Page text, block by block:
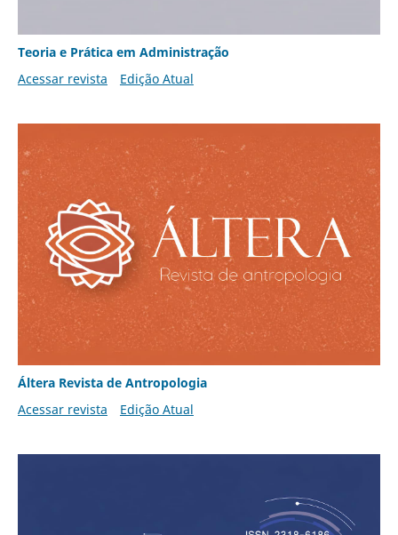
Teoria e Prática em Administração
Acessar revista
Edição Atual
Áltera Revista de Antropologia
Acessar revista
Edição Atual